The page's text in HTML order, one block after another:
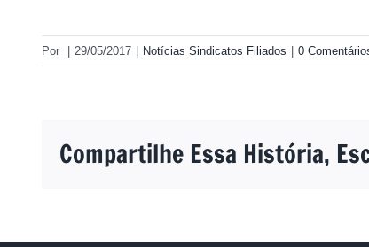
Por 29/05/2017 Notícias Sindicatos Filiados 0
Compartilhe Essa História,